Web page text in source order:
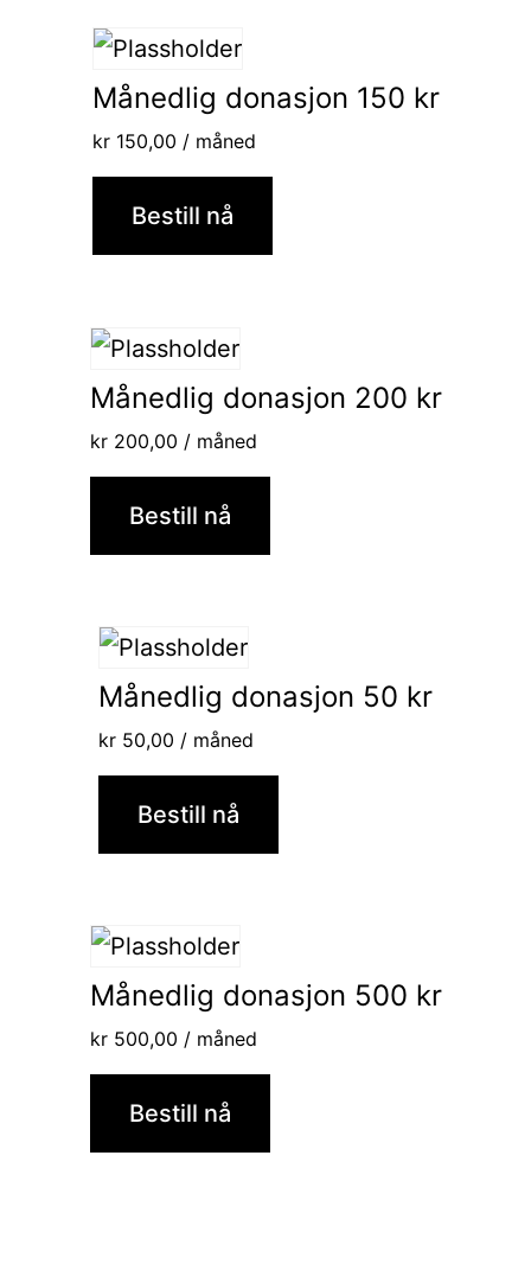
Månedlig donasjon 150 kr
kr150,00 / måned
Bestill nå
Månedlig donasjon 200 kr
kr200,00 / måned
Bestill nå
Månedlig donasjon 50 kr
kr 50,00 / måned
Bestill nå
Månedlig donasjon 500 kr
kr500,00 / måned
Bestill nå